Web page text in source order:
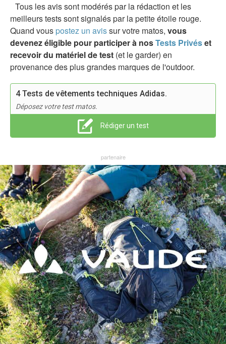
Tous les avis sont modérés par la rédaction et les
meilleurs tests sont signalés par la petite étoile rouge.
Quand vous postez un avissur votre matos, vous
devenez éligible pour participer à nosTests Privéset
recevoir du matériel de test (et le garder) en
provenance des plus grandes marques de l'outdoor.
4 Tests de vêtements techniques Adidas.
Déposez votre test matos.
Rédiger un test